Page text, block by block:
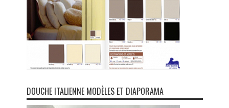
DOUCHE ITALIENNE MODÈLES ET DIAPORAMA